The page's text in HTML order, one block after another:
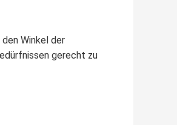
Winkel der
gerecht zu